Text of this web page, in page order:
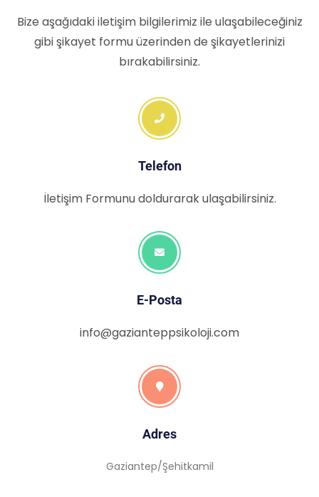
Bize aşağıdaki iletişim bilgilerimiz ile ulaşabileceğiniz
gibi şikayet formu üzerinden de şikayetlerinizi
bırakabilirsiniz.
Telefon
İletişim Formunu doldurarak ulaşabilirsiniz.
E-Posta
info@gazianteppsikoloji.com
Adres
Gaziantep/Şehitkamil